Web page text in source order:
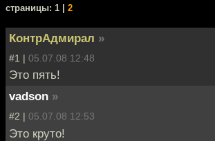
cтраницы: 1 | 2
КонтрАдмирал »
#1 | 05.07.08 12:48
Это пять!
vadson »
#2 | 05.07.08 12:53
Это круто!